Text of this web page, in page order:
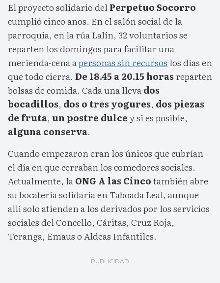
El proyecto solidario delPerpetuo Socorro
cumplió cinco años. En el salón social de la
parroquia, en la rúa Lalín, 32 voluntarios se
reparten los domingos para facilitar una
merienda-cena apersonas sin recursos los días en
que todo cierra. De 18.45 a 20.15 horas reparten
bolsas de comida. Cada una llevados
bocadillos, dos o tres yogures, dos piezas
de fruta, un postre dulcey si es posible,
alguna conserva.
Cuando empezaron eran los únicos que cubrían
el día en que cerraban los comedores sociales.
Actualmente, laONG A las Cincotambién abre
su bocatería solidaria en Taboada Leal, aunque
allí solo atienden a los derivados por los servicios
sociales del Concello, Cáritas, Cruz Roja,
Teranga, Emaus o Aldeas Infantiles.